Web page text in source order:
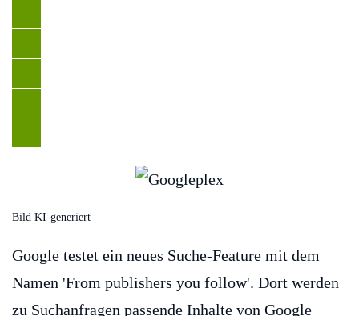
Bild KI-generiert
Google testet ein neues Suche-Feature mit dem
Namen 'From publishers you follow'. Dort werden
zu Suchanfragen passende Inhalte von Google